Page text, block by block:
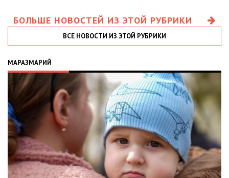
БОЛЬШЕ НОВОСТЕЙ ИЗ ЭТОЙ РУБРИКИ
ВСЕ НОВОСТИ ИЗ ЭТОЙ РУБРИКИ
МАРАЗМАРИЙ